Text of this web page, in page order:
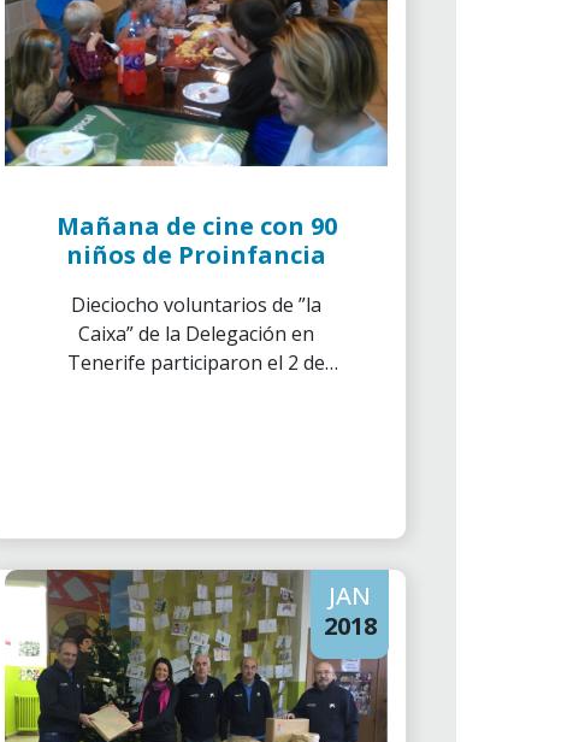
Mañana de cine con 90
niños de Proinfancia
Dieciocho voluntarios de ”la
Caixa” de la Delegación en
Tenerife participaron el 2 de
JAN
2018